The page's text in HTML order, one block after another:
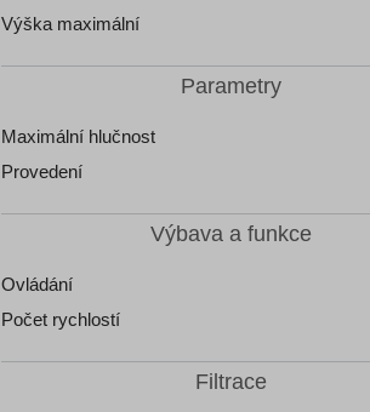
Výška maximální
Parametry
Maximální hlučnost
Provedení
Výbava a funkce
Ovládání
Počet rychlostí
Filtrace